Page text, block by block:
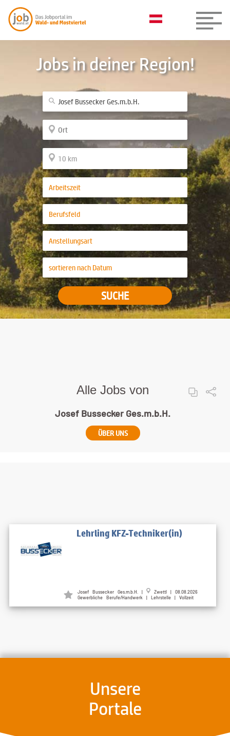
Jobs in deiner Region!
SUCHE
Alle Jobs von
Josef Bussecker Ges.m.b.H.
ÜBER UNS
Lehrling KFZ-Techniker(in)
Josef Bussecker Ges.m.b.H. |
Zwettl | 08.08.2026
Gewerbliche Berufe/Handwerk | Lehrstelle | Vollzeit
Unsere
Portale